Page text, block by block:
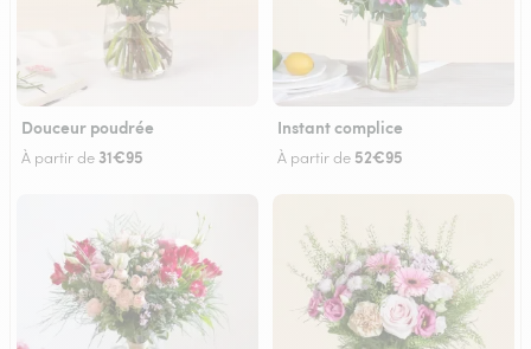
Douceur poudrée
À partir de 31€95
Instant complice
À partir de 52€95